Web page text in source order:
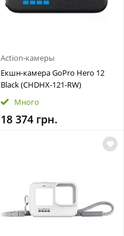
Action-камеры
Екшн-камера GoPro Hero 12
Black (CHDHX-121-RW)
Много
18 374 грн.